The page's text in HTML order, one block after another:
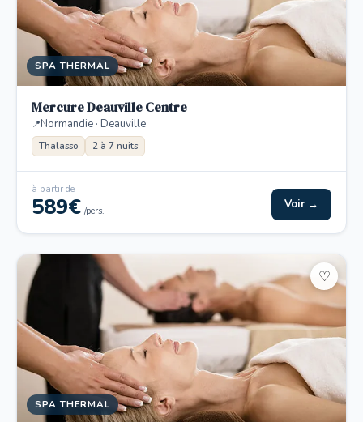
SPA THERMAL
Mercure Deauville Centre
Normandie · Deauville
Thalasso 2 à 7 nuits
à partir de
589€ /pers. Voir →
SPA THERMAL
♡